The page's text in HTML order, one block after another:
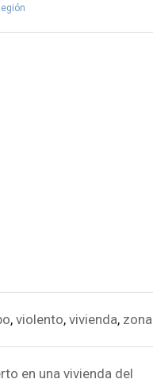
, violento, vivienda, zona
en una vivienda del